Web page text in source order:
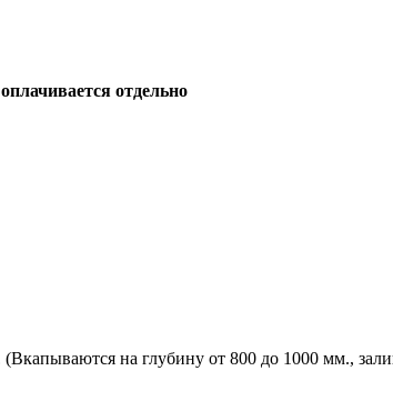
отдельно
на глубину от 800 до 1000 мм.,